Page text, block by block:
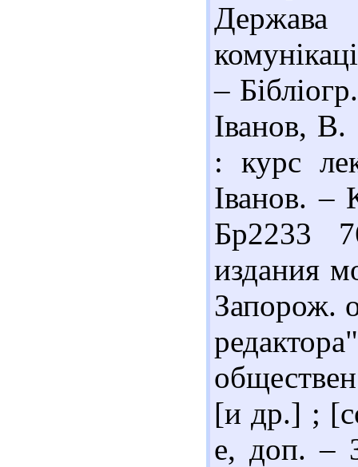
–
Іванов,
: курс
Іванов.
Бр2233
издания
Запорож.
[и др.] ;
е, доп. –